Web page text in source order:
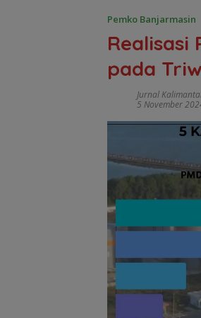
Pemko Banjarmasin
Realisasi
pada
Jurnal
5 November